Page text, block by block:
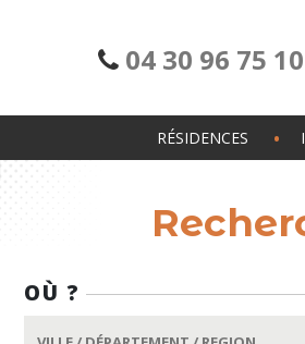
04 30 96 75 10
RÉSIDENCES
OÙ ?